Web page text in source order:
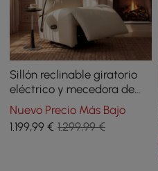
Sillón reclinable giratorio
eléctrico y mecedora de
cuero auténtico con
soporte para teléfono
Nuevo Precio Más Bajo
1.199,99 € 1.299,99 €